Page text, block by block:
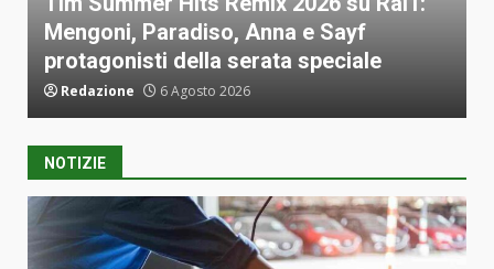
di Gianfranco Calligarich tra Roma,
Milano e la Dolce Vita
Redazione 6 Agosto 2026
NOTIZIE